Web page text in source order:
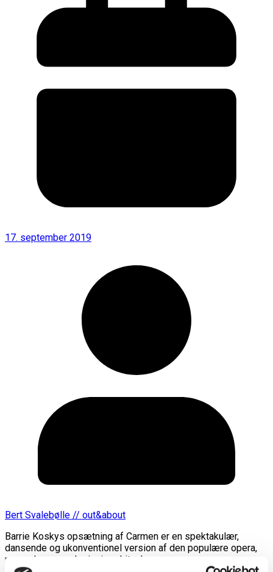
17. september 2019
Bert Svalebølle // out&about
Barrie Koskys opsætning af Carmen er en spektakulær,
dansende og ukonventionel version af den populære opera,
men uden spansk sigøjner-kitsch.